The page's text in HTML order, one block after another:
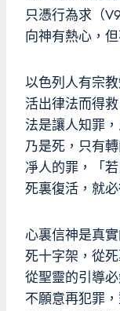
只憑行為求（
向神有熱心，
以色列人有宗
活出律法而得
法是讓人知罪
乃是死，只有
凈人的罪，「
死裏復活，就
心裏信神是真
死十字架，從
從聖靈的引導
不願意再犯罪